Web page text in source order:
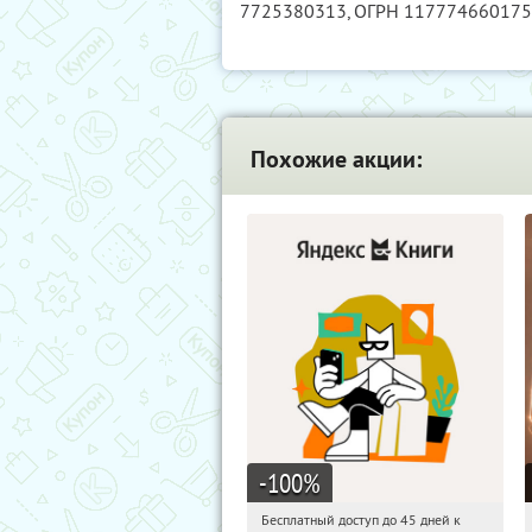
7725380313, ОГРН
Похожие акции:
-100%
09:25:55
Получи первым!
Бесплатный доступ до 45 дней к